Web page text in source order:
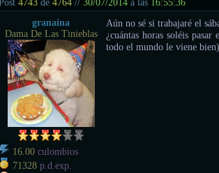
Post4743 de4764 //30/07/2014 a las
16:55:36
granaína
Dama De Las Tinieblas
16.00 culombios
71328 p.d.exp.
Aún no sé si trabajaré el
¿cuántas horas soléis
todo el mundo le viene